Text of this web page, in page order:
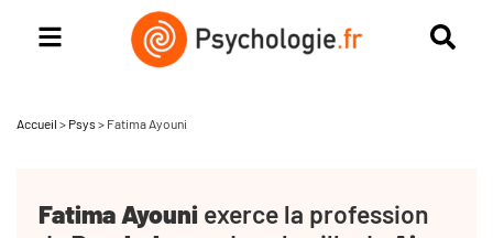
Accueil > Psys > Fatima Ayouni
Fatima Ayouni exerce la profession